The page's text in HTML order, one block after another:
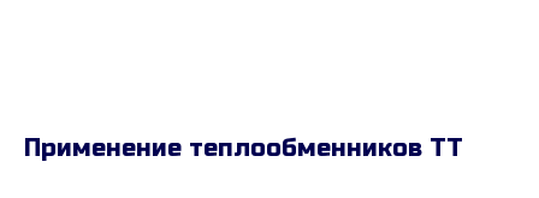
Применение теплообменников ТТ